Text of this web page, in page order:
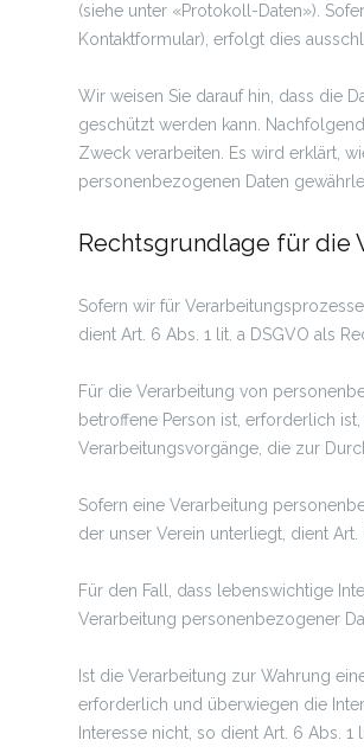
(siehe unter «Protokoll-Daten»).
Kontaktformular), erfolgt dies
Wir weisen Sie darauf hin, dass die
geschützt werden kann.
Zweck verarbeiten. Es wird erklärt,
personenbezogenen Daten
Rechtsgrundlage für die
Sofern wir für
dient Art. 6 Abs. 1 lit. a DSGVO als
Für die Verarbeitung von
betroffene Person ist, erforderlich
Verarbeitungsvorgänge, die zur
Sofern eine Verarbeitung
der unser Verein unterliegt, dient
Für den Fall, dass lebenswichtige
Verarbeitung personenbezogener
Ist die Verarbeitung zur Wahrung
erforderlich und überwiegen die
Interesse nicht, so dient Art. 6 Abs.